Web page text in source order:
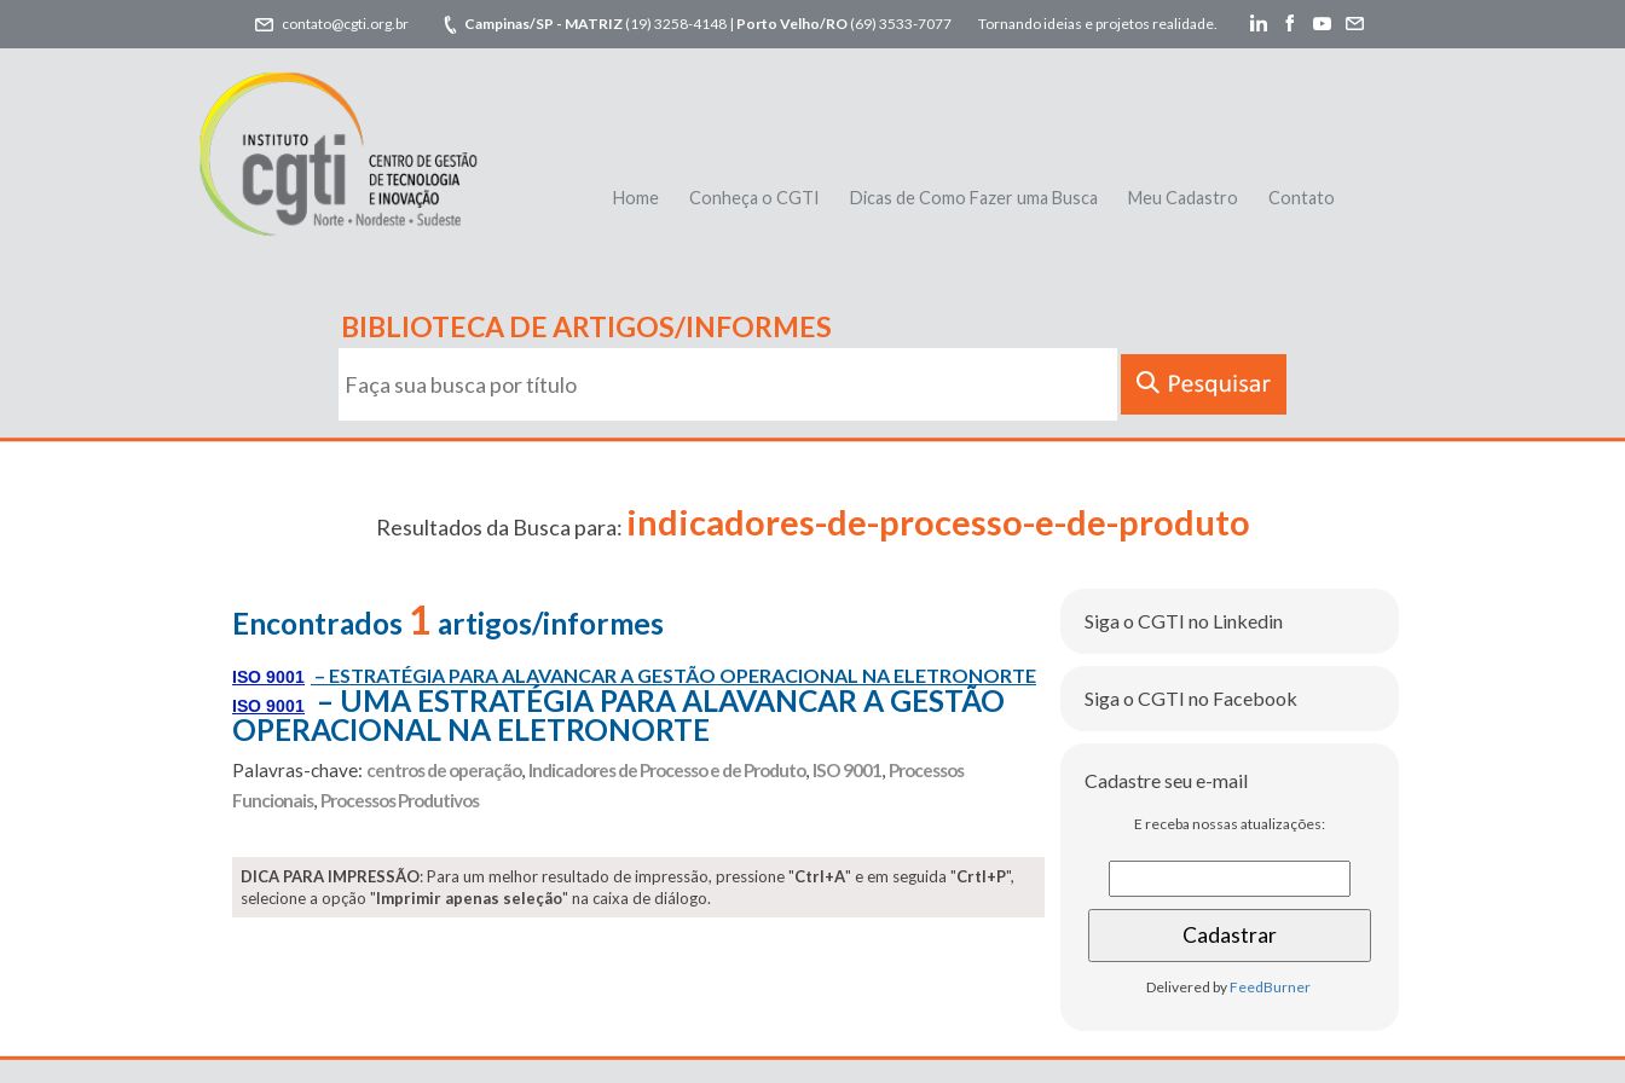
contato@cgti.org.br Campinas/SP - MATRIZ (19) 3258-4148 | Porto Velho/RO (69) 3533-7077 Tornando ideias e projetos realidade.
Home Conheça o CGTI Dicas de Como Fazer uma Busca Meu Cadastro Contato
BIBLIOTECA DE ARTIGOS/INFORMES
Resultados da Busca para: indicadores-de-processo-e-de-produto
Encontrados 1 artigos/informes
ISO 9001 – ESTRATÉGIA PARA ALAVANCAR A GESTÃO OPERACIONAL NA ELETRONORTE
ISO 9001
– UMA ESTRATÉGIA PARA ALAVANCAR A GESTÃO
OPERACIONAL NA ELETRONORTE
Palavras-chave: centros de operação, Indicadores de Processo e de Produto, ISO 9001, Processos
Funcionais, Processos Produtivos
DICA PARA IMPRESSÃO: Para um melhor resultado de impressão, pressione "Ctrl+A" e em seguida "Crtl+P",
selecione a opção "Imprimir apenas seleção" na caixa de diálogo.
Siga o CGTI no Linkedin
Siga o CGTI no Facebook
Cadastre seu e-mail
E receba nossas atualizações:
Delivered byFeedBurner